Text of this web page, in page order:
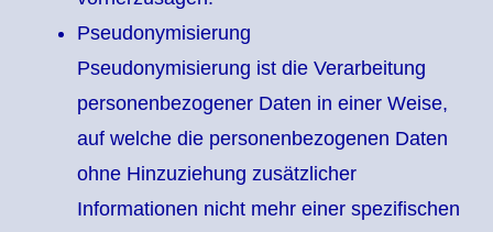
Pseudonymisierung
Pseudonymisierung ist die Verarbeitung
personenbezogener Daten in einer Weise,
auf welche die personenbezogenen Daten
ohne Hinzuziehung zusätzlicher
Informationen nicht mehr einer spezifischen